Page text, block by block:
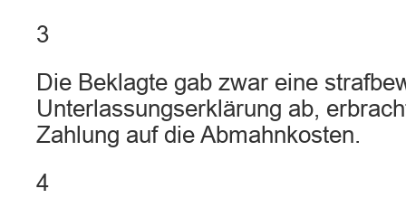
3
Die Beklagte gab zwar eine
Unterlassungserklärung ab,
Zahlung auf die Abmahnkosten.
4